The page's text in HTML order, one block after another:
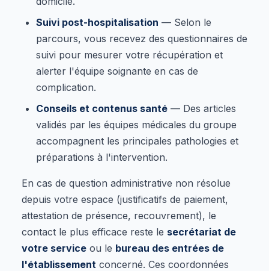
Suivi post-hospitalisation — Selon le
parcours, vous recevez des questionnaires de
suivi pour mesurer votre récupération et
alerter l'équipe soignante en cas de
complication.
Conseils et contenus santé — Des articles
validés par les équipes médicales du groupe
accompagnent les principales pathologies et
préparations à l'intervention.
En cas de question administrative non résolue
depuis votre espace (justificatifs de paiement,
attestation de présence, recouvrement), le
contact le plus efficace reste le secrétariat de
votre service ou le bureau des entrées de
l'établissement concerné. Ces coordonnées